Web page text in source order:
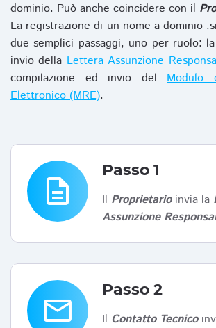
dominio. Può anche coincidere con il
La registrazione di un nome a dominio
due semplici passaggi, uno per ruolo:
invio dellaLettera Assunzione
compilazione ed invio del Modulo
Elettronico (MRE).
description
Passo 1
Il Proprietarioinvia la
Assunzione
email
Passo 2
Il Contatto Tecnico